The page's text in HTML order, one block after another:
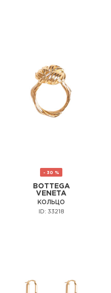
- 30 %
BOTTEGA
VENETA
КОЛЬЦО
ID: 33218